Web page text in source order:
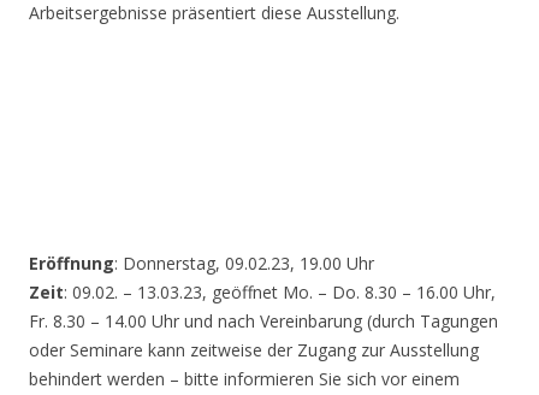
Arbeitsergebnisse präsentiert diese Ausstellung.
Eröffnung: Donnerstag, 09.02.23, 19.00 Uhr
Zeit: 09.02. – 13.03.23, geöffnet Mo. – Do. 8.30 – 16.00 Uhr,
Fr. 8.30 – 14.00 Uhr und nach Vereinbarung (durch Tagungen
oder Seminare kann zeitweise der Zugang zur Ausstellung
behindert werden – bitte informieren Sie sich vor einem